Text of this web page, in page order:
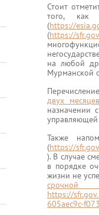
Стоит
того,
(https://
(https://
на любой
Мурманской
двух месяцев
назначении
управляющей
Также
(https://
). В случае
в порядке
жизни не
https://
605aec9c-